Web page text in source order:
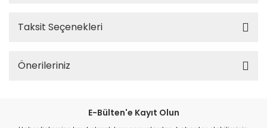
Taksit Seçenekleri
Önerileriniz
E-Bülten'e Kayıt Olun